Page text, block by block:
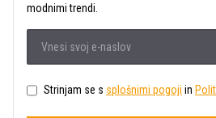
modnimi trendi.
Strinjam se s splošnimi pogoji in